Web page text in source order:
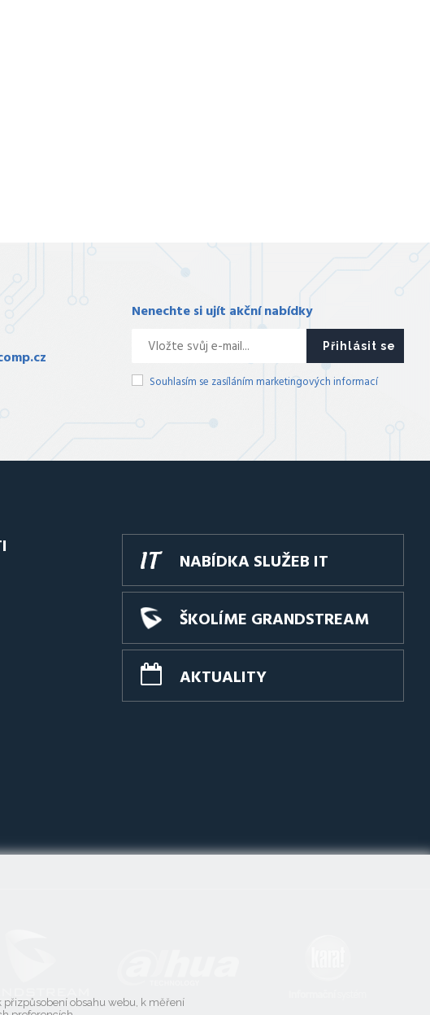
Nenechte si ujít akční nabídky
Přihlásit se
Souhlasím se zasíláním marketingových informací
NABÍDKA SLUŽEB IT
ŠKOLÍME GRANDSTREAM
AKTUALITY
přizpůsobení obsahu webu, k měření